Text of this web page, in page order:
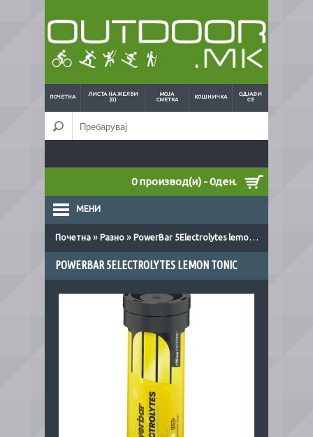
ПОЧЕТНА
ЛИСТА НА ЖЕЛБИ
(0)
МОЈА
СМЕТКА
КОШНИЧКА
ОДЈАВИ
СЕ
0 производ(и) - 0ден.
МЕНИ
Почетна » Разно » PowerBar 5Electrolytes lemon tonic
POWERBAR 5ELECTROLYTES LEMON TONIC